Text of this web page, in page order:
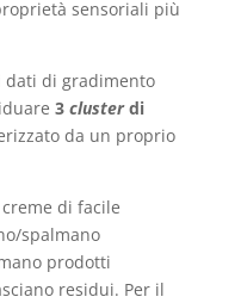
sensoriali più
dati di gradimento
3 clusterdi
da un proprio
di facile
spalmano
prodotti
residui. Per il